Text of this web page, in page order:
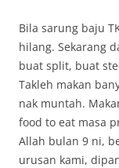
Bila sarung baju
hilang. Sekarang
buat split, buat
Takleh makan
nak muntah.
food to eat masa
Allah bulan 9 ni,
urusan kami,